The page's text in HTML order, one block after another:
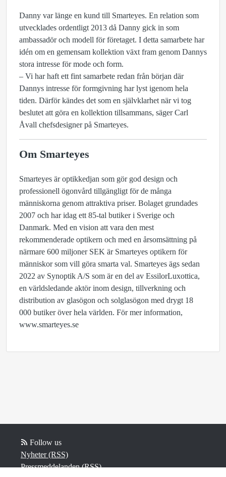
Danny var länge en kund till Smarteyes. En relation som
utvecklades ordentligt 2013 då Danny gick in som
ambassadör och modell för företaget. I detta samarbete har
idén om en gemensam kollektion växt fram genom Dannys
stora intresse för mode och form.
– Vi har haft ett fint samarbete redan från början där
Dannys intresse för formgivning har lyst igenom hela
tiden. Därför kändes det som en självklarhet när vi tog
beslutet att göra en kollektion tillsammans, säger Carl
Åvall chefsdesigner på Smarteyes.
Om Smarteyes
Smarteyes är optikkedjan som gör god design och
professionell ögonvård tillgängligt för de många
människorna genom attraktiva priser. Bolaget grundades
2007 och har idag ett 85-tal butiker i Sverige och
Danmark. Med en vision att vara den mest
rekommenderade optikern och med en årsomsättning på
närmare 600 miljoner SEK är Smarteyes optikern för
människor som vill göra smarta val. Smarteyes ägs sedan
2022 av Synoptik A/S som är en del av EssilorLuxottica,
en världsledande aktör inom design, tillverkning och
distribution av glasögon och solglasögon med drygt 18
000 butiker över hela världen. För mer information,
www.smarteyes.se
Follow us
Nyheter (RSS)
Pressmeddelanden (RSS)